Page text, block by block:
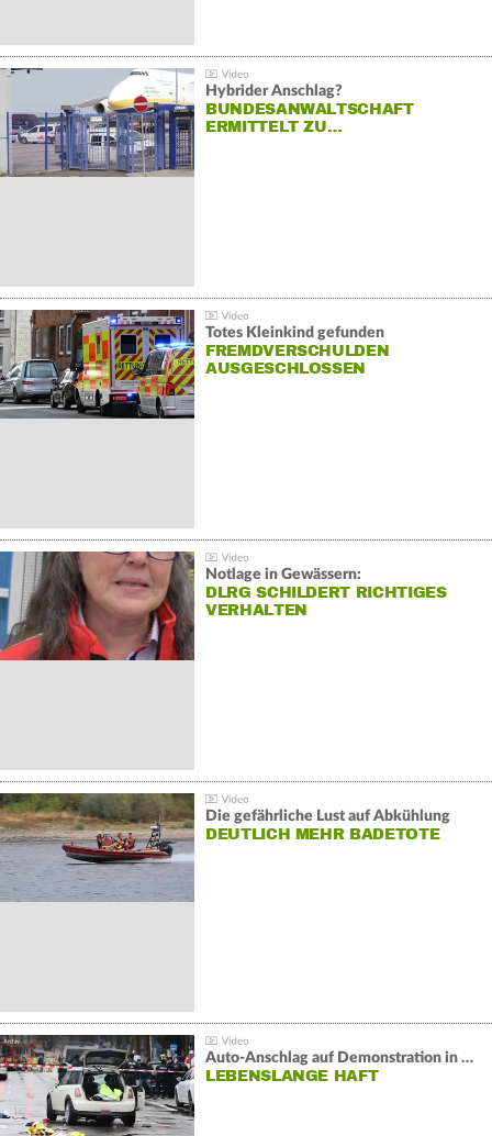
Hybrider Anschlag?
BUNDESANWALTSCHAFT
ERMITTELT ZU…
Totes Kleinkind gefunden
FREMDVERSCHULDEN
AUSGESCHLOSSEN
Notlage in Gewässern:
DLRG SCHILDERT RICHTIGES
VERHALTEN
Die gefährliche Lust auf Abkühlung
DEUTLICH MEHR BADETOTE
Auto-Anschlag auf Demonstration in München:
LEBENSLANGE HAFT